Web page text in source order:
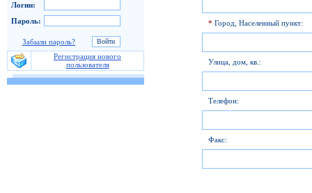
Логин:
Пароль:
Забыли пароль?
Регистрация нового
пользователя
* Город, Населенный пункт:
Улица, дом, кв.:
Телефон:
Факс: